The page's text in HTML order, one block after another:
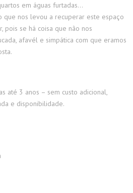
em águas furtadas…
que nos levou a recuperar este espaço
pois se há coisa que não nos
afavél e simpática com que eramos
até 3 anos – sem custo adicional,
e disponibilidade.